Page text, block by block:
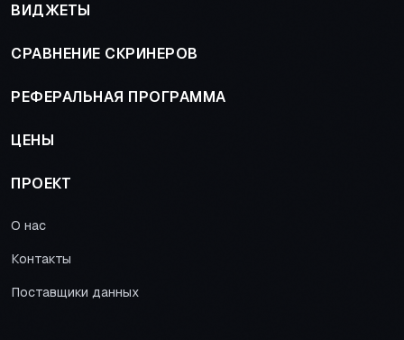
ВИДЖЕТЫ
СРАВНЕНИЕ СКРИНЕРОВ
РЕФЕРАЛЬНАЯ ПРОГРАММА
ЦЕНЫ
ПРОЕКТ
О нас
Контакты
Поставщики данных